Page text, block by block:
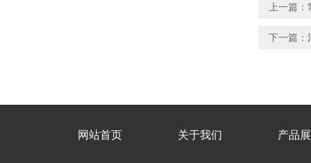
上一篇：
下一篇：
网站首页 关于我们 产品